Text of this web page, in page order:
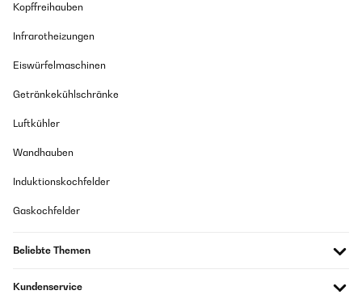
Kopffreihauben
Infrarotheizungen
Eiswürfelmaschinen
Getränkekühlschränke
Luftkühler
Wandhauben
Induktionskochfelder
Gaskochfelder
Beliebte Themen
Kundenservice